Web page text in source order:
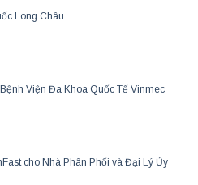
Long Châu
Viện Đa Khoa Quốc Tế Vinmec
cho Nhà Phân Phối và Đại Lý Ủy